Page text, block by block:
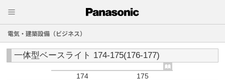
電気・建築設備（ビジネス）
一体型ベースライト 174-175(176-177)
174
175